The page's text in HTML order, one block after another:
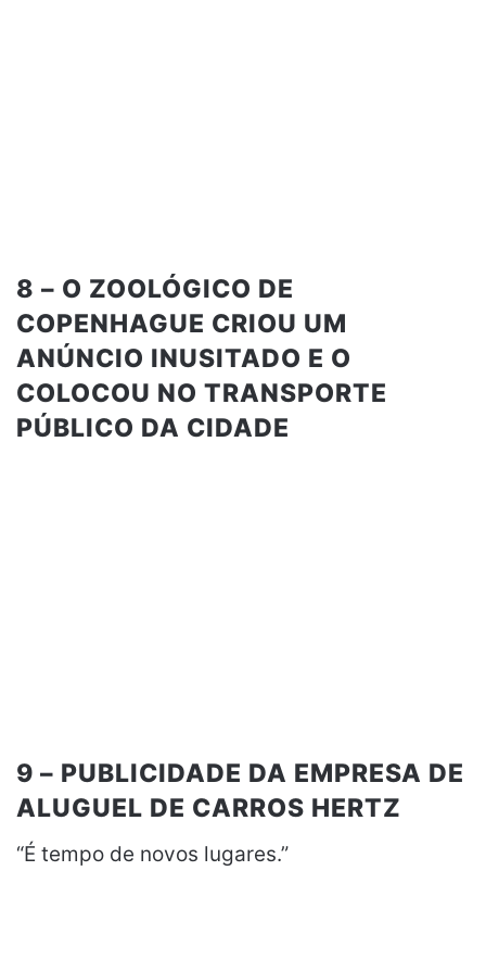
8 – O ZOOLÓGICO DE
COPENHAGUE CRIOU UM
ANÚNCIO INUSITADO E O
COLOCOU NO TRANSPORTE
PÚBLICO DA CIDADE
9 – PUBLICIDADE DA EMPRESA DE
ALUGUEL DE CARROS HERTZ
“É tempo de novos lugares.”